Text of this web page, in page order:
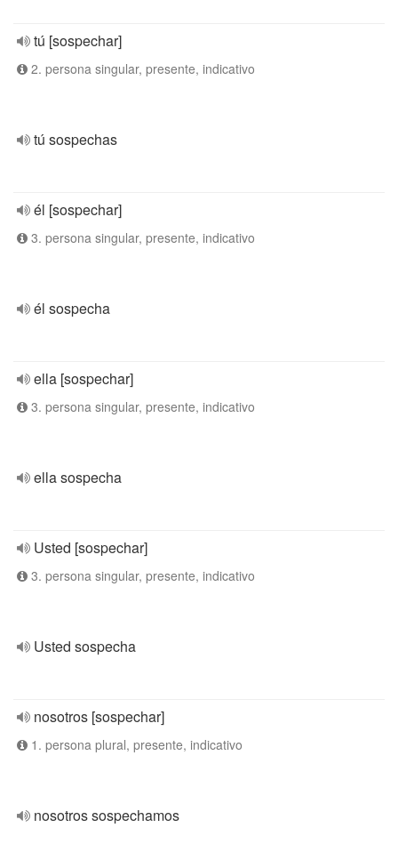
tú [sospechar]
2. persona singular, presente, indicativo
tú sospechas
él [sospechar]
3. persona singular, presente, indicativo
él sospecha
ella [sospechar]
3. persona singular, presente, indicativo
ella sospecha
Usted [sospechar]
3. persona singular, presente, indicativo
Usted sospecha
nosotros [sospechar]
1. persona plural, presente, indicativo
nosotros sospechamos